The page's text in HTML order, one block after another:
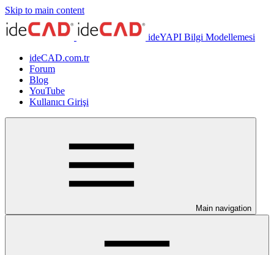
Skip to main content
ideYAPI Bilgi Modellemesi
ideCAD.com.tr
Forum
Blog
YouTube
Kullanıcı Girişi
Main navigation